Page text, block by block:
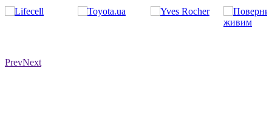
PrevNext